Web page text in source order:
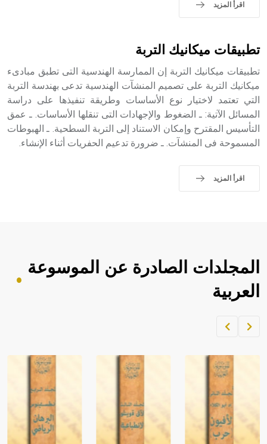
اقرأ المزيد
تطبيقات ميكانيك التربة
تطبيقات ميكانيك التربة إن الممارسة الهندسية التى تطبق مبادىء
ميكانيك التربة على تصميم المنشآت الهندسية تدعى بهندسة التربة
التي تعتمد لاختيار نوع الأساسات وطريقة تنفيذها على دراسة
المسائل الآتية: ـ الضغوط والإجهادات التى تنقلها الأساسات. ـ عمق
التأسيس المقترح وإمكان الاستناد إلى التربة السطحية. ـ الهبوطات
المسموحة فى المنشآت. ـ ضرورة تدعيم الحفريات أثناء الإنشاء.
اقرأ المزيد
المجلدات الصادرة عن الموسوعة
العربية